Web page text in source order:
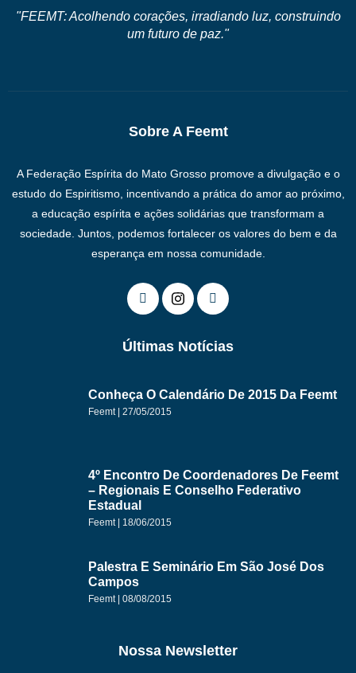
"FEEMT: Acolhendo corações, irradiando luz, construindo
um futuro de paz."
Sobre A Feemt
A Federação Espírita do Mato Grosso promove a divulgação e o
estudo do Espiritismo, incentivando a prática do amor ao próximo,
a educação espírita e ações solidárias que transformam a
sociedade. Juntos, podemos fortalecer os valores do bem e da
esperança em nossa comunidade.
Últimas Notícias
Conheça O Calendário De 2015 Da Feemt
Feemt 27/05/2015
4º Encontro De Coordenadores De Feemt
– Regionais E Conselho Federativo
Estadual
Feemt 18/06/2015
Palestra E Seminário Em São José Dos
Campos
Feemt 08/08/2015
Nossa Newsletter